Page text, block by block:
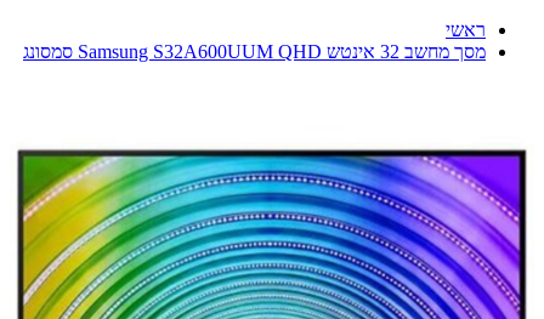
ראשי
מסך מחשב ‏32 ‏אינטש Samsung S32A600UUM QHD סמסונג